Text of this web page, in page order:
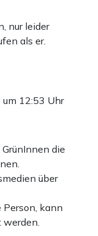
nur leider
als er.
12:53 Uhr
die
über
kann
werden.